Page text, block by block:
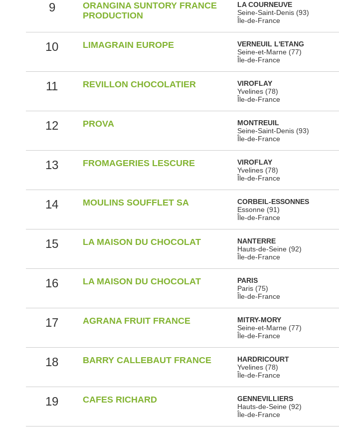
9
ORANGINA SUNTORY FRANCE
PRODUCTION
LA COURNEUVE
Seine-Saint-Denis (93)
Île-de-France
10 LIMAGRAIN EUROPE
VERNEUIL L'ETANG
Seine-et-Marne (77)
Île-de-France
11 REVILLON CHOCOLATIER
VIROFLAY
Yvelines (78)
Île-de-France
12 PROVA
MONTREUIL
Seine-Saint-Denis (93)
Île-de-France
13 FROMAGERIES LESCURE
VIROFLAY
Yvelines (78)
Île-de-France
14 MOULINS SOUFFLET SA
CORBEIL-ESSONNES
Essonne (91)
Île-de-France
15 LA MAISON DU CHOCOLAT
NANTERRE
Hauts-de-Seine (92)
Île-de-France
16 LA MAISON DU CHOCOLAT
PARIS
Paris (75)
Île-de-France
17 AGRANA FRUIT FRANCE
MITRY-MORY
Seine-et-Marne (77)
Île-de-France
18 BARRY CALLEBAUT FRANCE
HARDRICOURT
Yvelines (78)
Île-de-France
19 CAFES RICHARD
GENNEVILLIERS
Hauts-de-Seine (92)
Île-de-France